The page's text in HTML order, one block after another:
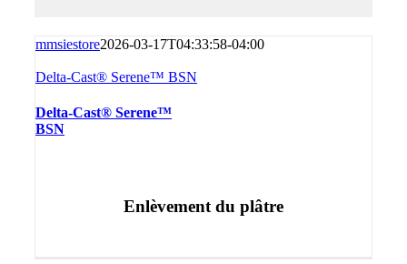
mmsiestore2026-03-17T04:33:58-04:00
Delta-Cast® Serene™ BSN
Delta-Cast® Serene™
BSN
Enlèvement du plâtre